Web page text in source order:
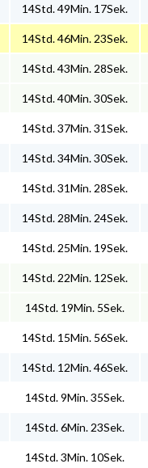
14Std. 49Min. 17Sek.
14Std. 46Min. 23Sek.
14Std. 43Min. 28Sek.
14Std. 40Min. 30Sek.
14Std. 37Min. 31Sek.
14Std. 34Min. 30Sek.
14Std. 31Min. 28Sek.
14Std. 28Min. 24Sek.
14Std. 25Min. 19Sek.
14Std. 22Min. 12Sek.
14Std. 19Min. 5Sek.
14Std. 15Min. 56Sek.
14Std. 12Min. 46Sek.
14Std. 9Min. 35Sek.
14Std. 6Min. 23Sek.
14Std. 3Min. 10Sek.